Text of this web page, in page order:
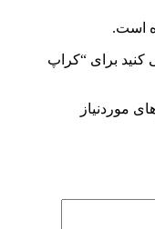
است.
کنید برای “کراپ
موردنیاز